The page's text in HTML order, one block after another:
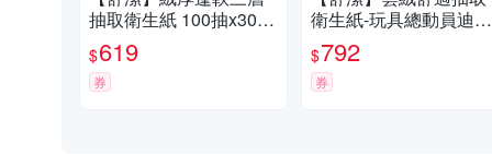
抽取衛生紙 100抽x30包
x1串/箱
$619
券
衛生紙-玩具總動員迪士
尼限定款 90抽x64包/箱
$792
券